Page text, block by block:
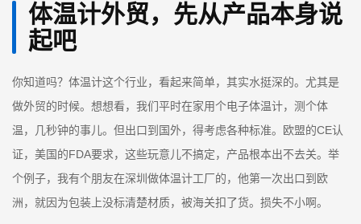
体温计外贸，先从产品本身说
起吧
你知道吗？体温计这个行业，看起来简单，其实水挺深的。尤其是
做外贸的时候。想想看，我们平时在家用个电子体温计，测个体
温，几秒钟的事儿。但出口到国外，得考虑各种标准。欧盟的CE认
证，美国的FDA要求，这些玩意儿不搞定，产品根本出不去关。举
个例子，我有个朋友在深圳做体温计工厂的，他第一次出口到欧
洲，就因为包装上没标清楚材质，被海关扣了货。损失不小啊。